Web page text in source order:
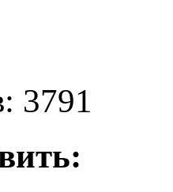
3791